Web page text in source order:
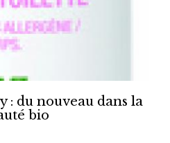
: du nouveau dans la
bio